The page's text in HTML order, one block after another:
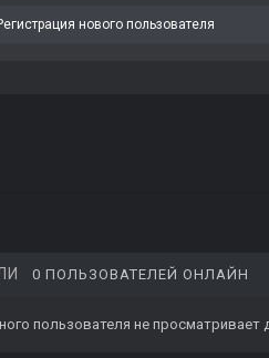
нового пользователя
0 ПОЛЬЗОВАТЕЛЕЙ ОНЛАЙН
пользователя не просматривает